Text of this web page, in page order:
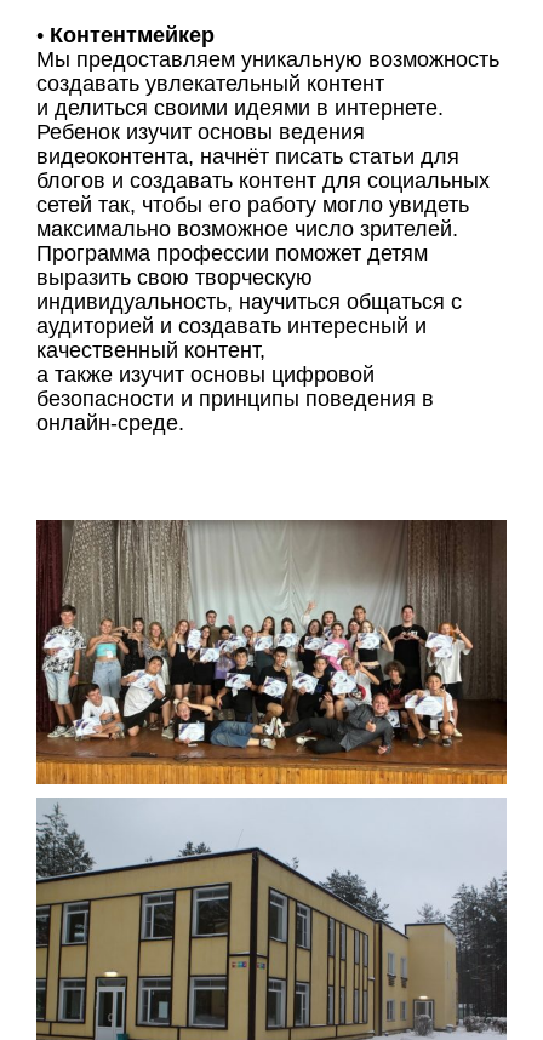
• Контентмейкер
Мы предоставляем уникальную возможность
создавать увлекательный контент
и делиться своими идеями в интернете.
Ребенок изучит основы ведения
видеоконтента, начнёт писать статьи для
блогов и создавать контент для социальных
сетей так, чтобы его работу могло увидеть
максимально возможное число зрителей.
Программа профессии поможет детям
выразить свою творческую
индивидуальность, научиться общаться с
аудиторией и создавать интересный и
качественный контент,
а также изучит основы цифровой
безопасности и принципы поведения в
онлайн-среде.